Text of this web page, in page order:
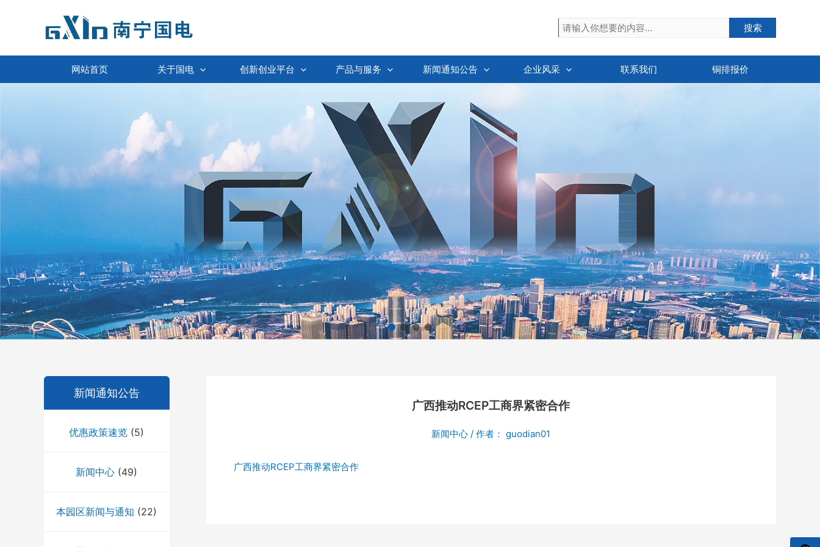
容
搜索 搜索
网站首页 关于国电 创新创业平台 产品与服务 新闻通知公告 企业风采 联系我们 铜排报价
新闻通知公告
优惠政策速览 (5)
新闻中心 (49)
本园区新闻与通知 (22)
广西推动RCEP工商界紧密合作
新闻中心 / 作者： guodian01
广西推动RCEP工商界紧密合作